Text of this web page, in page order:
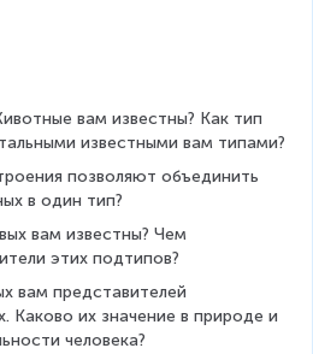
вам известны? Как тип
известными вам типами?
позволяют объединить
в один тип?
вам известны? Чем
этих подтипов?
вам представителей
Каково их значение в природе и
человека?